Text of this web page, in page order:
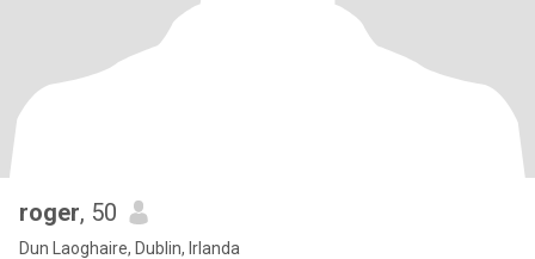
roger, 50
Dun Laoghaire, Dublin, Irlanda